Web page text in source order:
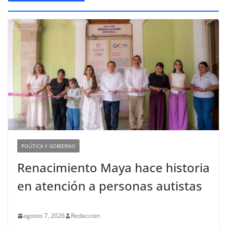
POLÍTICA Y GOBIERNO
Renacimiento Maya hace historia
en atención a personas autistas
agosto 7, 2026 Redaccion